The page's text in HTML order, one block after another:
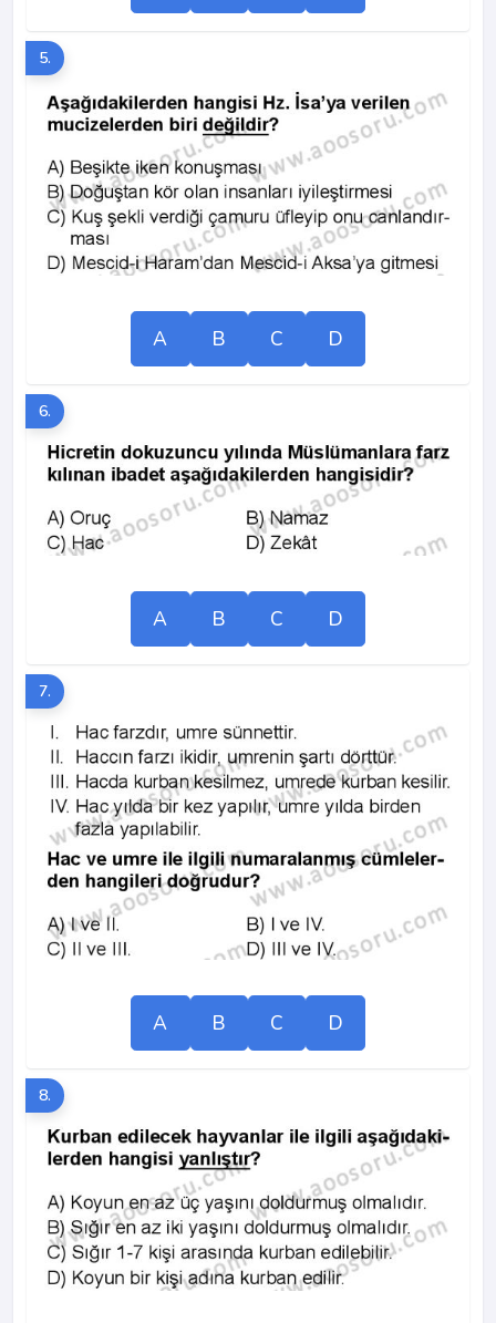
5.
A B C D
6.
A B C D
7.
A B C D
8.